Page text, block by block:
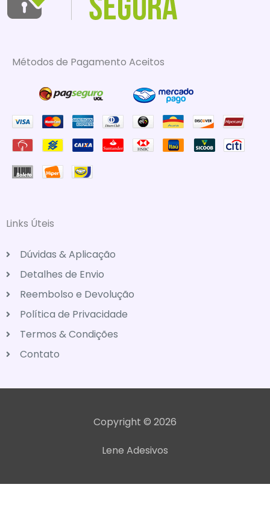
Métodos de Pagamento Aceitos
Links Úteis
Dúvidas & Aplicação
Detalhes de Envio
Reembolso e Devolução
Política de Privacidade
Termos & Condições
Contato
Copyright © 2026
Lene Adesivos